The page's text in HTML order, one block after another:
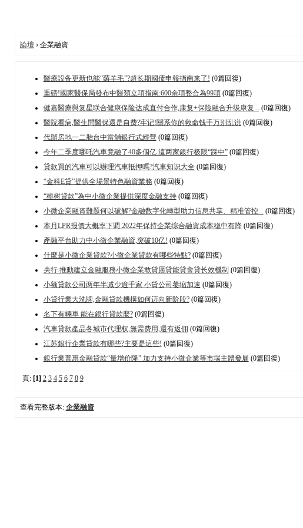
論壇› 企業融資
醫療設备更新也能“薅羊毛”?超长期國债申報指南来了! (0篇回復)
重磅!國家醫保局發布中醫類立項指南:600余項整合為99項(0篇回復)
健嘉醫療與复星联合健康保险达成直付合作,康复+保险融合升级康复... (0篇回復)
醫院看病,醫生問醫保還是自费?牢记!關系你的救命钱千万别乱说(0篇回復)
代辦房地一二胎台中當舖銀行式經營(0篇回復)
今年二季度哪吒汽車竟融了40多個亿 這两家銀行极限“踩中”(0篇回復)
貸款買的汽車可以辦理汽車抵押嗎?汽車知识大全(0篇回復)
“金科E貸”提供全場景特色融資業務 (0篇回復)
“榕树貸款”為中小微企業提供深度金融支持(0篇回復)
小微企業融資難题何以破解?金融数字化轉型助力信息共享、精准管控... (0篇回復)
本月LPR报價大概率下调 2022年保持企業综合融資成本稳中有降(0篇回復)
產融平台助力中小微企業融資,突破10亿! (0篇回復)
什麼是小微企業貸款?小微企業貸款有哪些特點?(0篇回復)
央行:推動建立金融服務小微企業敢貸愿貸能貸會貸长效機制 (0篇回復)
小额貸款公司两年半减少逾千家 小貸公司萎缩加速 (0篇回復)
小貸行業大洗牌,金融貸款機構如何迈向新阶段?(0篇回復)
名下有輛車 能在銀行貸款麼?(0篇回復)
汽車貸款產品各城市代理权,無需费用,還有返佣 (0篇回復)
江苏銀行企業貸款有哪些?主要是這些! (0篇回復)
銀行業普惠金融貸款“量增价降” 加力支持小微企業等市場主體發展 (0篇回復)
頁: [1] 2 3 4 5 6 7 8 9
查看完整版本: 企業融資